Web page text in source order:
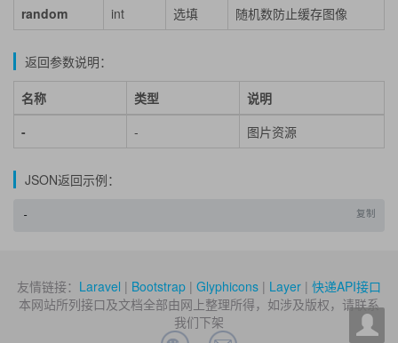
random
int 选填 随机数防止缓存图像
返回参数说明：
名称 类型
说明
-
- 图片资源
JSON返回示例：
复制
-
友情链接： Laravel | Bootstrap | Glyphicons | Layer | 快递API接口
本网站所列接口及文档全部由网上整理所得，如涉及版权，请联系
我们下架